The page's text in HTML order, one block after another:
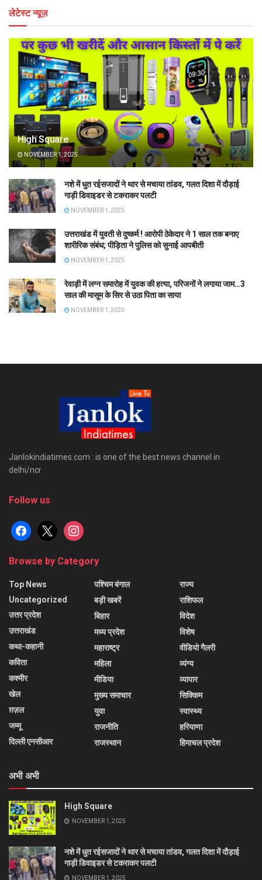
लेटेस्ट न्यूज़
High Square
NOVEMBER 1, 2025
नशे में धुत रईसजादों ने थार से मचाया तांडव, गलत दिशा में दौड़ाई
गाड़ी डिवाइडर से टकराकर पलटी
NOVEMBER 1, 2025
उत्तराखंड में युवती से दुष्कर्म ! आरोपी ठेकेदार ने 1 साल तक बनाए
शारीरिक संबंध; पीड़िता ने पुलिस को सुनाई आपबीती
NOVEMBER 1, 2025
रेवाड़ी में लग्न समारोह में युवक की हत्या, परिजनों ने लगाया जाम…3
साल की मासूम के सिर से उठा पिता का साया
NOVEMBER 1, 2025
Janlokindiatimes.com : is one of the best news channel in
delhi/ncr
Follow us
facebook
x instagram
Browse by Category
Top News
Uncategorized
उत्तर प्रदेश
उत्तराखंड
कथा-कहानी
कविता
कश्मीर
खेल
ग़ज़ल
जम्मू
दिल्ली एनसीआर
पश्चिम बंगाल
बड़ी खबरें
बिहार
मध्य प्रदेश
महाराष्ट्र
महिला
मीडिया
मुख्य समाचार
युवा
राजनीति
राजस्थान
राज्य
राशिफल
विदेश
विशेष
वीडियो गैलरी
व्यंग्य
व्यापार
सिक्किम
स्वास्थ्य
हरियाणा
हिमाचल प्रदेश
अभी अभी
High Square
NOVEMBER 1, 2025
नशे में धुत रईसजादों ने थार से मचाया तांडव, गलत दिशा में दौड़ाई
गाड़ी डिवाइडर से टकराकर पलटी
NOVEMBER 1, 2025